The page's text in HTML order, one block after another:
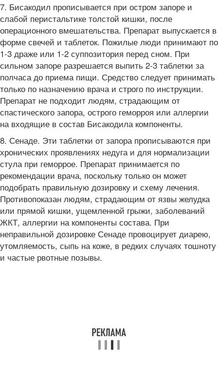
7. Бисакодил прописывается при остром запоре и
слабой перистальтике толстой кишки, после
операционного вмешательства. Препарат выпускается в
форме свечей и таблеток. Пожилые люди принимают по
1-3 драже или 1-2 суппозитория перед сном. При
сильном запоре разрешается выпить 2-3 таблетки за
полчаса до приема пищи. Средство следует принимать
только по назначению врача и строго по инструкции.
Препарат не подходит людям, страдающим от
спастического запора, острого геморроя или аллергии
на входящие в состав Бисакодила компоненты.
8. Сенаде. Эти таблетки от запора прописываются при
хронических проявлениях недуга и для нормализации
стула при геморрое. Препарат принимается по
рекомендации врача, поскольку только он может
подобрать правильную дозировку и схему лечения.
Противопоказан людям, страдающим от язвы желудка
или прямой кишки, ущемленной грыжи, заболеваний
ЖКТ, аллергии на компоненты состава. При
неправильной дозировке Сенаде провоцирует диарею,
утомляемость, сыпь на коже, в редких случаях тошноту
и частые рвотные позывы.